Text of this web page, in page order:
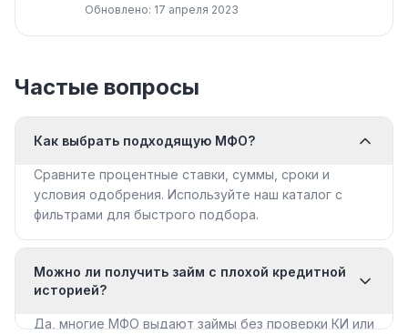
Обновлено: 17 апреля 2023
Частые вопросы
Как выбрать подходящую МФО?
Сравните процентные ставки, суммы, сроки и
условия одобрения. Используйте наш каталог с
фильтрами для быстрого подбора.
Можно ли получить займ с плохой кредитной
историей?
Да, многие МФО выдают займы без проверки КИ или